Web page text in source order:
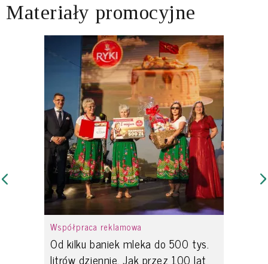
Materiały promocyjne
Współpraca reklamowa
Od kilku baniek mleka do 500 tys.
litrów dziennie. Jak przez 100 lat